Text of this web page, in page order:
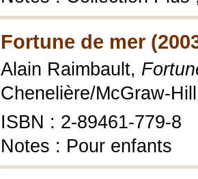
Fortune de mer
Alain Raimbault,
Chenelière/McGraw-
ISBN : 2-89461-779-8
Notes : Pour enfants